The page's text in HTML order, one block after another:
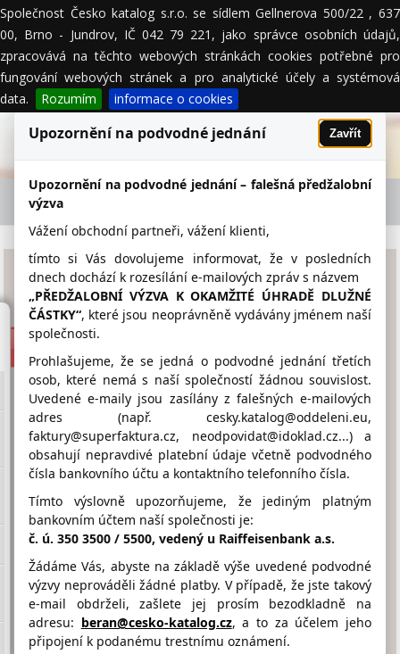
Společnost Česko katalog s.r.o. se sídlem Gellnerova 500/22 , 637
00, Brno - Jundrov, IČ 042 79 221, jako správce osobních údajů,
zpracovává na těchto webových stránkách cookies potřebné pro
fungování webových stránek a pro analytické účely a systémová
data.
Rozumím informace o cookies
MENU
EKO KRATOCHVÍL - firemní detail
EKO KRATOCHVÍL
www.ekokratochvil.cz
777 695 969
kratochvil.lada@tiscali.cz
Hodnocení firmy EKO
KRATOCHVÍL od návštěvníků
Firma doposud nasbírala:
3 Body
1 Bod 2 Body 3 Body
Upozornění na podvodné jednání Zavřít
Upozornění na podvodné jednání – falešná předžalobní
výzva
Vážení obchodní partneři, vážení klienti,
tímto si Vás dovolujeme informovat, že v posledních
dnech dochází k rozesílání e-mailových zpráv s názvem
„PŘEDŽALOBNÍ VÝZVA K OKAMŽITÉ ÚHRADĚ DLUŽNÉ
ČÁSTKY“, které jsou neoprávněně vydávány jménem naší
společnosti.
Prohlašujeme, že se jedná o podvodné jednání třetích
osob, které nemá s naší společností žádnou souvislost.
Uvedené e-maily jsou zasílány z falešných e-mailových
adres (např. cesky.katalog@oddeleni.eu,
faktury@superfaktura.cz, neodpovidat@idoklad.cz...) a
obsahují nepravdivé platební údaje včetně podvodného
čísla bankovního účtu a kontaktního telefonního čísla.
Tímto výslovně upozorňujeme, že jediným platným
bankovním účtem naší společnosti je:
č. ú. 350 3500 / 5500, vedený u Raiffeisenbank a.s.
Žádáme Vás, abyste na základě výše uvedené podvodné
výzvy neprováděli žádné platby. V případě, že jste takový
e-mail obdrželi, zašlete jej prosím bezodkladně na
adresu: beran@cesko-katalog.cz, a to za účelem jeho
připojení k podanému trestnímu oznámení.